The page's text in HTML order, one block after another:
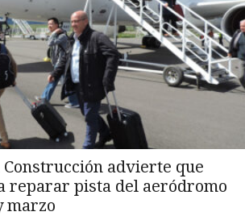
Construcción advierte que
reparar pista del aeródromo
marzo